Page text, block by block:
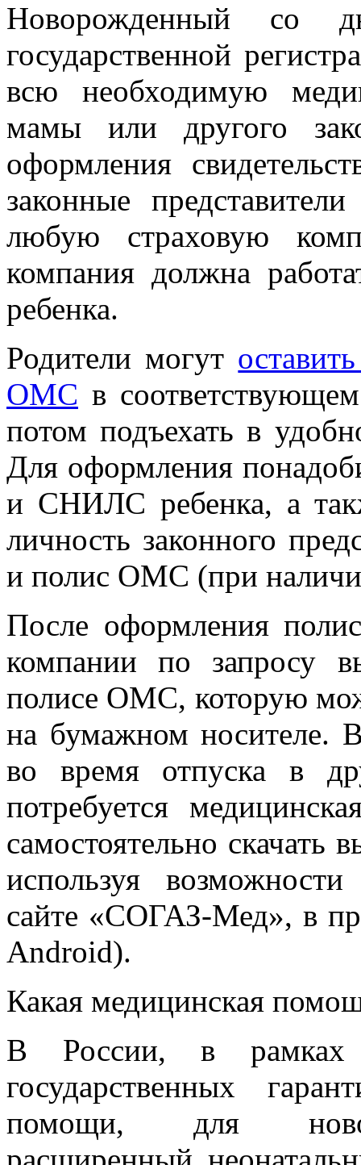
Новорожденный со
государственной
всю необходимую
мамы или другого
оформления
законные
любую страховую
компания должна
ребенка.
Родители могут
ОМС в
потом подъехать в
Для оформления
и СНИЛС ребенка, а
личность законного
и полис ОМС (при
После оформления
компании по запросу
полисе ОМС, которую
на бумажном носителе.
во время отпуска в
потребуется
самостоятельно
используя
сайте «СОГАЗ-Мед», в
Android).
Какая медицинская
В России, в рамках
государственных
помощи, для